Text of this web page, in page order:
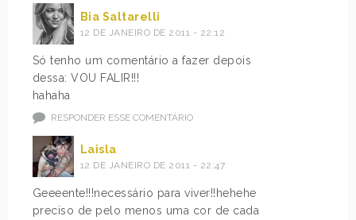
Bia Saltarelli
12 DE JANEIRO DE 2011 - 22:12
Só tenho um comentário a fazer depois
dessa: VOU FALIR!!!
hahaha
RESPONDER ESSE COMENTÁRIO
Laisla
12 DE JANEIRO DE 2011 - 22:47
Geeeente!!!necessário para viver!!hehehe
preciso de pelo menos uma cor de cada